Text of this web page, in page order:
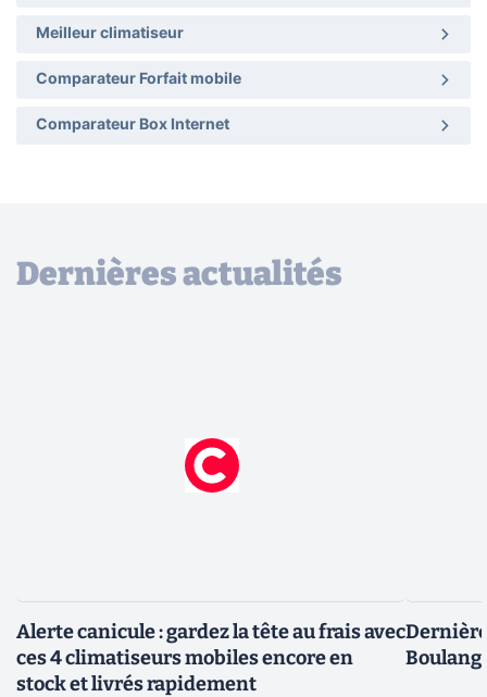
Meilleur climatiseur
Comparateur Forfait mobile
Comparateur Box Internet
Dernières actualités
Alerte canicule : gardez la tête au frais avec
ces 4 climatiseurs mobiles encore en
stock et livrés rapidement